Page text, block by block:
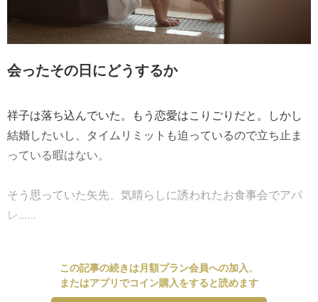
会ったその日にどうするか
祥子は落ち込んでいた。もう恋愛はこりごりだと。しかし
結婚したいし、タイムリミットも迫っているので立ち止ま
っている暇はない。
そう思っていた矢先、気晴らしに誘われたお食事会でアパ
レ......
この記事の続きは月額プラン会員への加入、
またはアプリでコイン購入をすると読めます